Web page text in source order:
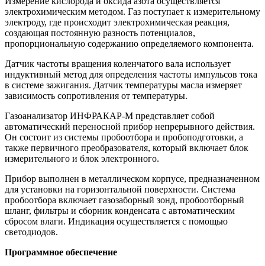
электрохимическим методом. Газ поступает к измерительному
электроду, где происходит электрохимическая реакция,
создающая постоянную разность потенциалов,
пропорциональную содержанию определяемого компонента.
Датчик частоты вращения коленчатого вала использует
индуктивный метод для определения частоты импульсов тока
в системе зажигания. Датчик температуры масла измеряет
зависимость сопротивления от температуры.
Газоанализатор ИНФРАКАР-М представляет собой
автоматический переносной прибор непрерывного действия.
Он состоит из системы пробоотбора и пробоподготовки, а
также первичного преобразователя, который включает блок
измерительного и блок электронного.
Прибор выполнен в металлическом корпусе, предназначенном
для установки на горизонтальной поверхности. Система
пробоотбора включает газозаборный зонд, пробоотборный
шланг, фильтры и сборник конденсата с автоматическим
сбросом влаги. Индикация осуществляется с помощью
светодиодов.
Программное обеспечение